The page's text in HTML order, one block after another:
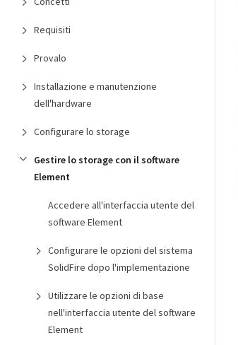
Requisiti
Provalo
Installazione e manutenzione
dell'hardware
Configurare lo storage
Gestire lo storage con il software
Element
Accedere all'interfaccia utente del
software Element
Configurare le opzioni del sistema
SolidFire dopo l'implementazione
Utilizzare le opzioni di base
nell'interfaccia utente del software
Element